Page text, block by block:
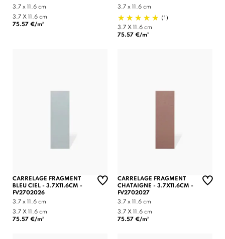
3.7 x 11.6 cm
3.7 X 11.6 cm
75.57 €/m²
3.7 x 11.6 cm
(1)
3.7 X 11.6 cm
75.57 €/m²
CARRELAGE FRAGMENT
BLEU CIEL - 3.7X11.6CM -
FV2702026
3.7 x 11.6 cm
3.7 X 11.6 cm
75.57 €/m²
CARRELAGE FRAGMENT
CHATAIGNE - 3.7X11.6CM -
FV2702027
3.7 x 11.6 cm
3.7 X 11.6 cm
75.57 €/m²